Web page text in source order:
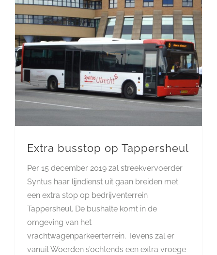
Extra busstop op Tappersheul
Per 15 december 2019 zal streekvervoerder
Syntus haar lijndienst uit gaan breiden met
een extra stop op bedrijventerrein
Tappersheul. De bushalte komt in de
omgeving van het
vrachtwagenparkeerterrein. Tevens zal er
vanuit Woerden s’ochtends een extra vroege